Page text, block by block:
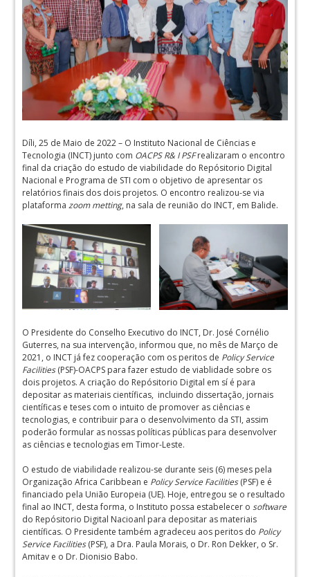
Díli, 25 de Maio de 2022 – O Instituto Nacional de Ciências e
Tecnologia (INCT) junto com OACPS R& I PSFrealizaram o encontro
final da criação do estudo de viabilidade do Repósitorio Digital
Nacional e Programa de STI com o objetivo de apresentar os
relatórios finais dos dois projetos. O encontro realizou-se via
plataformazoom metting, na sala de reunião do INCT, em Balide.
O Presidente do Conselho Executivo do INCT, Dr. José Cornélio
Guterres, na sua intervenção, informou que, no mês de Março de
2021, o INCT já fez cooperação com os peritos de Policy Service
Facilities(PSF)-OACPS para fazer estudo de viablidade sobre os
dois projetos. A criação do Repósitorio Digital em sí é para
depositar as materiais científicas, incluindo dissertação, jornais
científicas e teses com o intuito de promover as ciências e
tecnologias, e contribuir para o desenvolvimento da STI, assim
poderão formular as nossas políticas públicas para desenvolver
as ciências e tecnologias em Timor-Leste.
O estudo de viabilidade realizou-se durante seis (6) meses pela
Organização Africa Caribbean e Policy Service Facilities(PSF) e é
financiado pela União Europeia (UE). Hoje, entregou se o resultado
final ao INCT, desta forma, o Instituto possa estabelecer osoftware
do Repósitorio Digital Nacioanl para depositar as materiais
científicas. O Presidente também agradeceu aos peritos do Policy
Service Facilities(PSF), a Dra. Paula Morais, o Dr. Ron Dekker, o Sr.
Amitav e o Dr. Dionisio Babo.